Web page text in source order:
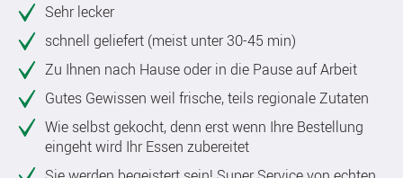
Sehr lecker
schnell geliefert (meist unter 30-45 min)
Zu Ihnen nach Hause oder in die Pause auf Arbeit
Gutes Gewissen weil frische, teils regionale Zutaten
Wie selbst gekocht, denn erst wenn Ihre Bestellung
eingeht wird Ihr Essen zubereitet